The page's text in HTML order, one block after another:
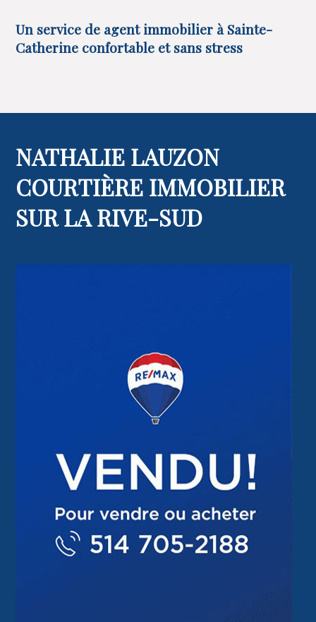
Un service de agent immobilier à Sainte-
Catherine confortable et sans stress
NATHALIE LAUZON
COURTIÈRE IMMOBILIER
SUR LA RIVE-SUD